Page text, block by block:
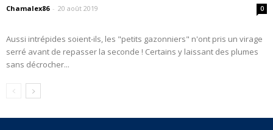
Chamalex86 - 20 août 2019 0
Aussi intrépides soient-ils, les "petits gazonniers" n'ont pris un virage
serré avant de repasser la seconde ! Certains y laissant des plumes
sans décrocher...